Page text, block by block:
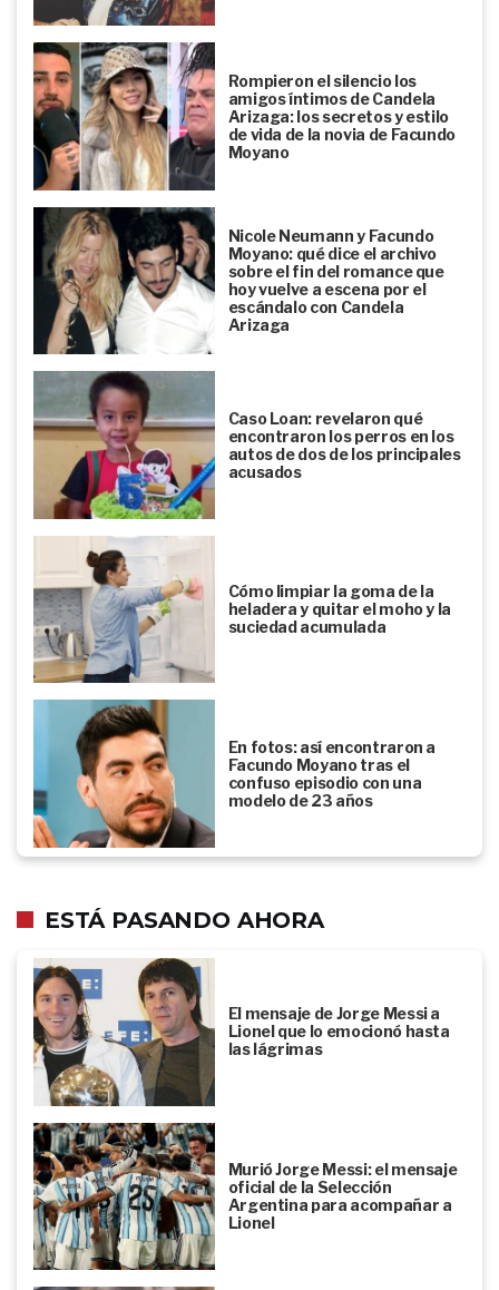
Rompieron el silencio los
amigos íntimos de Candela
Arizaga: los secretos y estilo
de vida de la novia de Facundo
Moyano
Nicole Neumann y Facundo
Moyano: qué dice el archivo
sobre el fin del romance que
hoy vuelve a escena por el
escándalo con Candela
Arizaga
Caso Loan: revelaron qué
encontraron los perros en los
autos de dos de los principales
acusados
Cómo limpiar la goma de la
heladera y quitar el moho y la
suciedad acumulada
En fotos: así encontraron a
Facundo Moyano tras el
confuso episodio con una
modelo de 23 años
ESTÁ PASANDO AHORA
El mensaje de Jorge Messi a
Lionel que lo emocionó hasta
las lágrimas
Murió Jorge Messi: el mensaje
oficial de la Selección
Argentina para acompañar a
Lionel